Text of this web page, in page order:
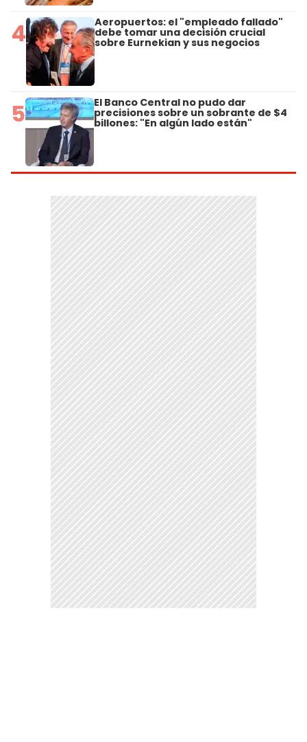
4 Aeropuertos: el "empleado fallado"
debe tomar una decisión crucial
sobre Eurnekian y sus negocios
5 El Banco Central no pudo dar
precisiones sobre un sobrante de $4
billones: "En algún lado están"